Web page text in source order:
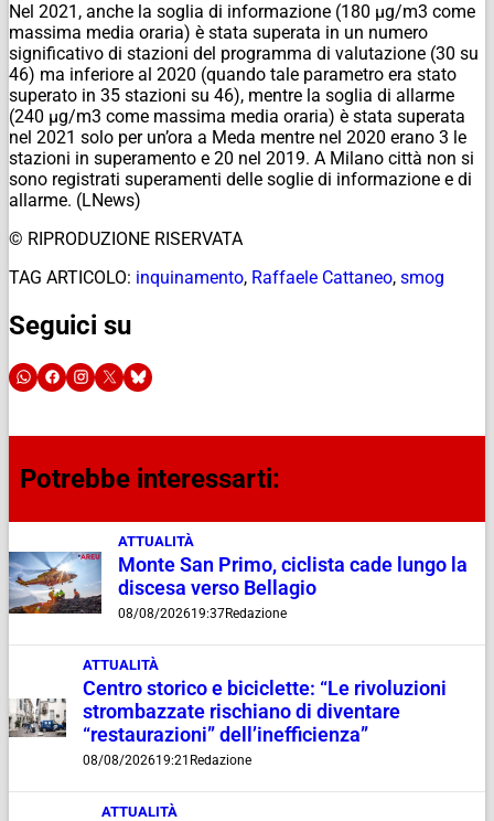
Nel 2021, anche la soglia di informazione (180 µg/m3 come
massima media oraria) è stata superata in un numero
significativo di stazioni del programma di valutazione (30 su
46) ma inferiore al 2020 (quando tale parametro era stato
superato in 35 stazioni su 46), mentre la soglia di allarme
(240 µg/m3 come massima media oraria) è stata superata
nel 2021 solo per un’ora a Meda mentre nel 2020 erano 3 le
stazioni in superamento e 20 nel 2019. A Milano città non si
sono registrati superamenti delle soglie di informazione e di
allarme. (LNews)
© RIPRODUZIONE RISERVATA
TAG ARTICOLO: inquinamento, Raffaele Cattaneo, smog
Seguici su
Potrebbe interessarti:
ATTUALITÀ
Monte San Primo, ciclista cade lungo la
discesa verso Bellagio
08/08/202619:37Redazione
ATTUALITÀ
Centro storico e biciclette: “Le rivoluzioni
strombazzate rischiano di diventare
“restaurazioni” dell’inefficienza”
08/08/202619:21 Redazione
ATTUALITÀ